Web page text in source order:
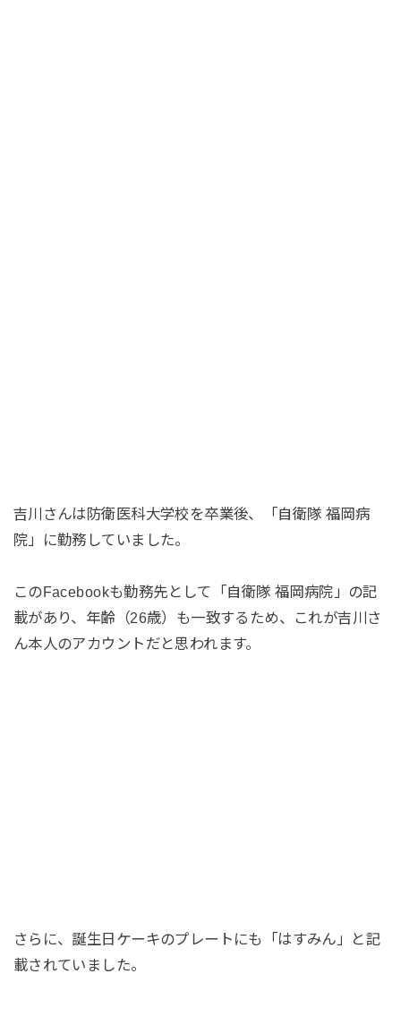
吉川さんは防衛医科大学校を卒業後、「自衛隊 福岡病
院」に勤務していました。
このFacebookも勤務先として「自衛隊 福岡病院」の記
載があり、年齢（26歳）も一致するため、これが吉川さ
ん本人のアカウントだと思われます。
さらに、誕生日ケーキのプレートにも「はすみん」と記
載されていました。